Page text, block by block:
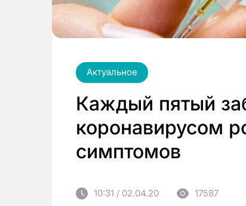
Актуальное
Каждый пятый
коронавирусом
симптомов
10:31 / 02.04.20 17587